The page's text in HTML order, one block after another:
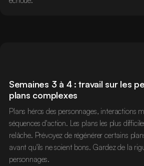
Semaines 3 à 4 : travail sur les
plans complexes
Plans héros des personnages, interactions
séquences d'action. Les plans les plus
relâche. Prévoyez de régénérer certains
avant qu'ils ne soient bons. Gardez de la
personnages.